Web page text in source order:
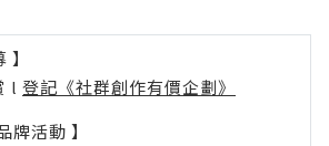
l 登記《社群創作有價企劃》
牌活動 】